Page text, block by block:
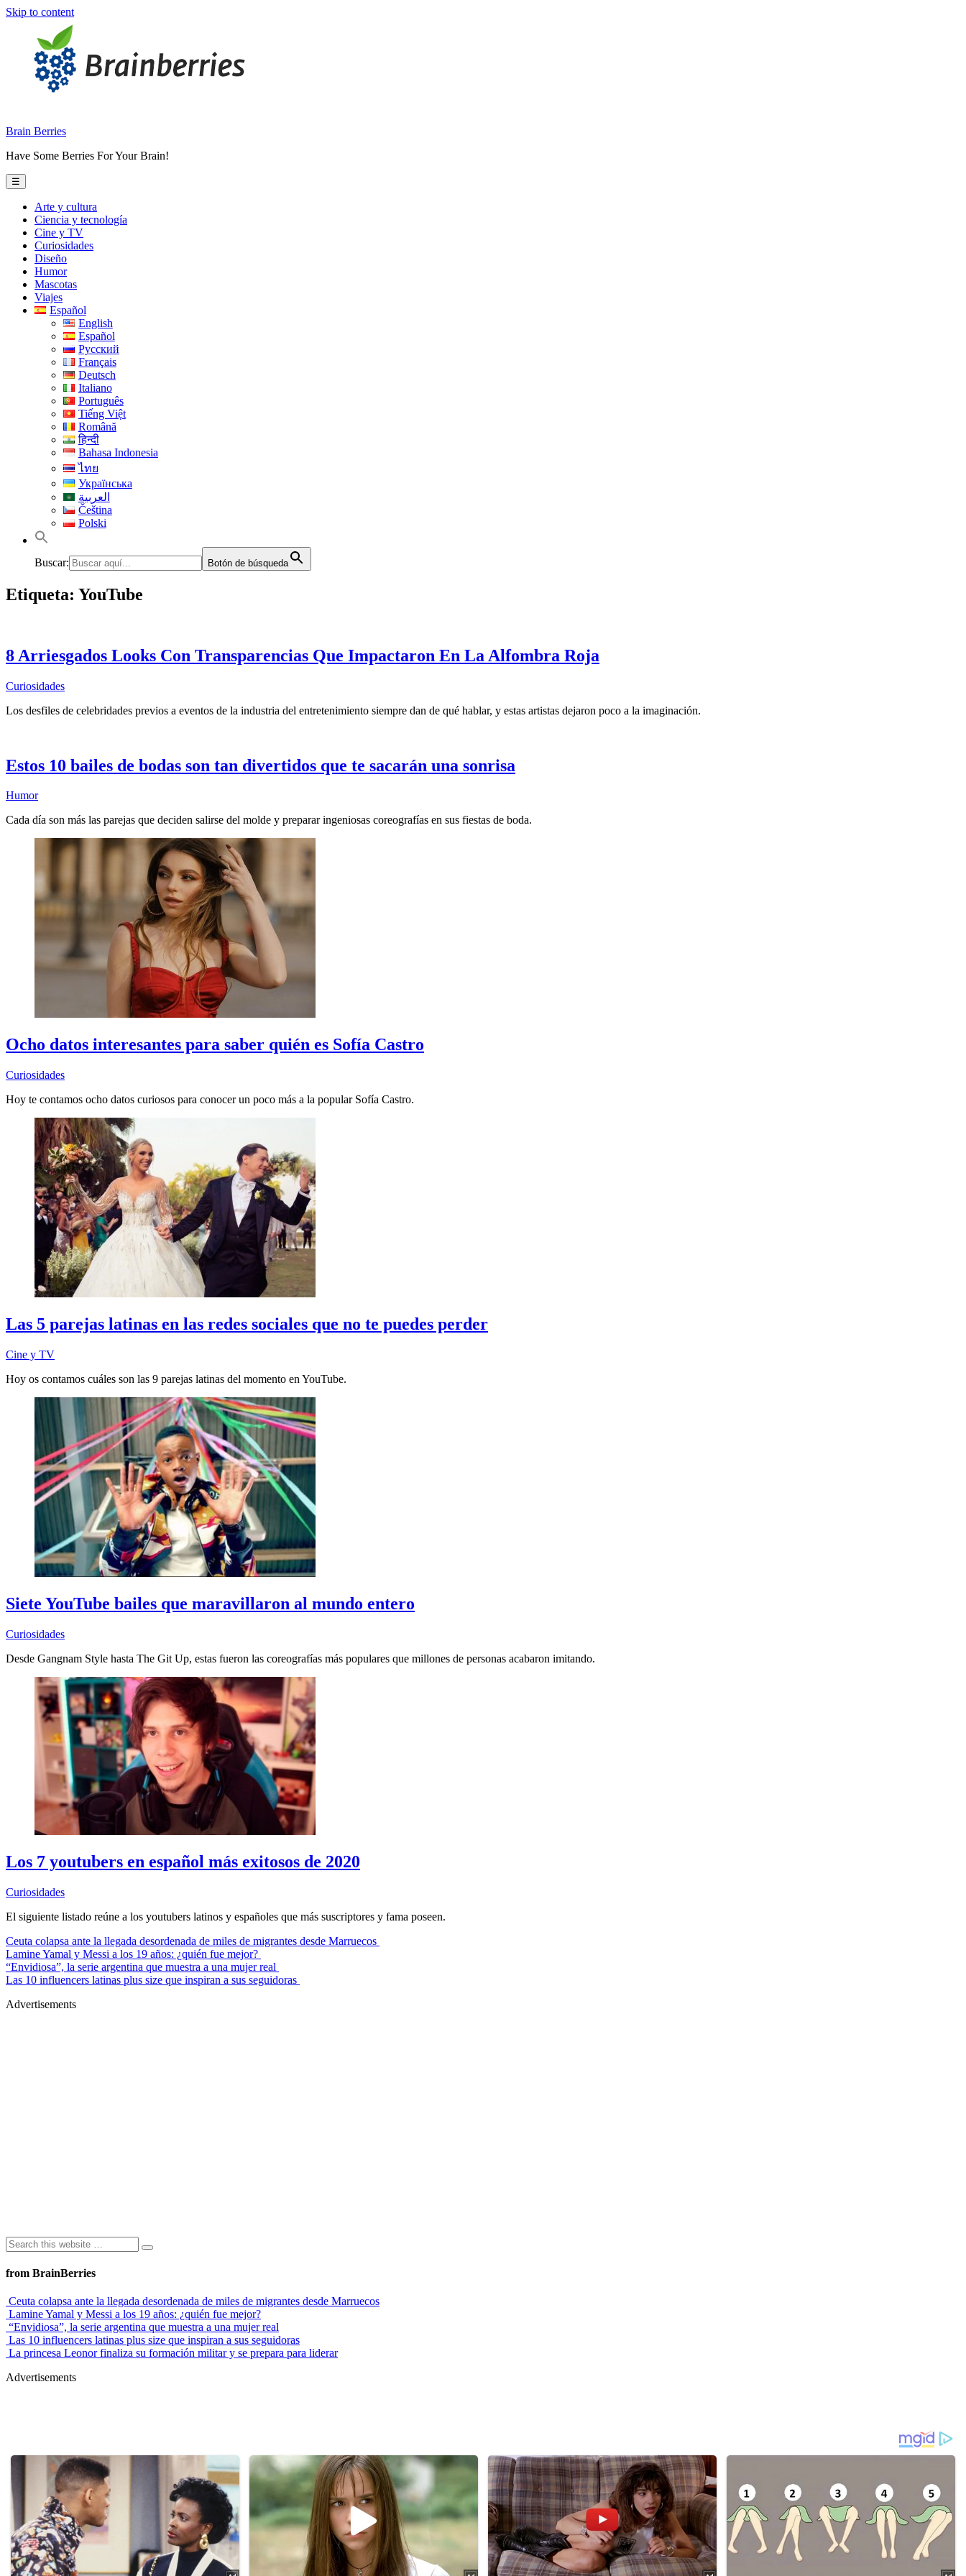
Skip to content
Brain Berries
Have Some Berries For Your Brain!
☰
Arte y cultura
Ciencia y tecnología
Cine y TV
Curiosidades
Diseño
Humor
Mascotas
Viajes
Español
English
Español
Русский
Français
Deutsch
Italiano
Português
Tiếng Việt
Română
हिन्दी
Bahasa Indonesia
ไทย
Українська
العربية
Čeština
Polski
Buscar: Botón de búsqueda
Etiqueta: YouTube
8 Arriesgados Looks Con Transparencias Que Impactaron En La Alfombra Roja
Curiosidades
Los desfiles de celebridades previos a eventos de la industria del entretenimiento siempre dan de qué hablar, y estas artistas dejaron poco a la imaginación.
Estos 10 bailes de bodas son tan divertidos que te sacarán una sonrisa
Humor
Cada día son más las parejas que deciden salirse del molde y preparar ingeniosas coreografías en sus fiestas de boda.
Ocho datos interesantes para saber quién es Sofía Castro
Curiosidades
Hoy te contamos ocho datos curiosos para conocer un poco más a la popular Sofía Castro.
Las 5 parejas latinas en las redes sociales que no te puedes perder
Cine y TV
Hoy os contamos cuáles son las 9 parejas latinas del momento en YouTube.
Siete YouTube bailes que maravillaron al mundo entero
Curiosidades
Desde Gangnam Style hasta The Git Up, estas fueron las coreografías más populares que millones de personas acabaron imitando.
Los 7 youtubers en español más exitosos de 2020
Curiosidades
El siguiente listado reúne a los youtubers latinos y españoles que más suscriptores y fama poseen.
Ceuta colapsa ante la llegada desordenada de miles de migrantes desde Marruecos
Lamine Yamal y Messi a los 19 años: ¿quién fue mejor?
“Envidiosa”, la serie argentina que muestra a una mujer real
Las 10 influencers latinas plus size que inspiran a sus seguidoras
Advertisements
from BrainBerries
Ceuta colapsa ante la llegada desordenada de miles de migrantes desde Marruecos
Lamine Yamal y Messi a los 19 años: ¿quién fue mejor?
“Envidiosa”, la serie argentina que muestra a una mujer real
Las 10 influencers latinas plus size que inspiran a sus seguidoras
La princesa Leonor finaliza su formación militar y se prepara para liderar
Advertisements